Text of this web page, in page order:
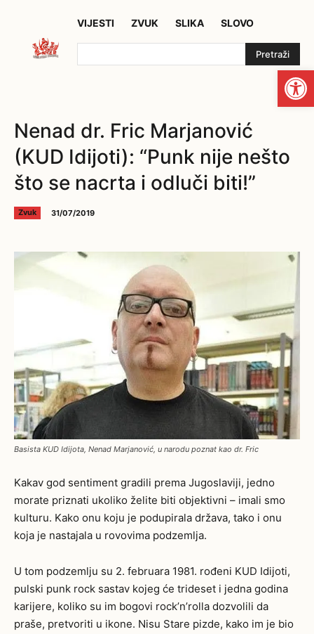
VIJESTI ZVUK SLIKA SLOVO
Pretraži
Nenad dr. Fric Marjanović
(KUD Idijoti): “Punk nije nešto
što se nacrta i odluči biti!”
Zvuk 31/07/2019
Basista KUD Idijota, Nenad Marjanović, u narodu poznat kao dr. Fric
Kakav god sentiment gradili prema Jugoslaviji, jedno
morate priznati ukoliko želite biti objektivni – imali smo
kulturu. Kako onu koju je podupirala država, tako i onu
koja je nastajala u rovovima podzemlja.
U tom podzemlju su 2. februara 1981. rođeni KUD Idijoti,
pulski punk rock sastav kojeg će trideset i jedna godina
karijere, koliko su im bogovi rock’n’rolla dozvolili da
praše, pretvoriti u ikone. Nisu Stare pizde, kako im je bio